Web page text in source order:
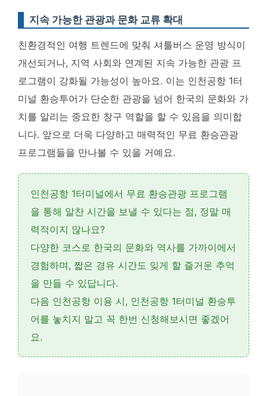
지속 가능한 관광과 문화 교류 확대
친환경적인 여행 트렌드에 맞춰 셔틀버스 운영 방식이
개선되거나, 지역 사회와 연계된 지속 가능한 관광 프
로그램이 강화될 가능성이 높아요. 이는 인천공항 1터
미널 환승투어가 단순한 관광을 넘어 한국의 문화와 가
치를 알리는 중요한 창구 역할을 할 수 있음을 의미합
니다. 앞으로 더욱 다양하고 매력적인 무료 환승관광
프로그램들을 만나볼 수 있을 거예요.
인천공항 1터미널에서 무료 환승관광 프로그램
을 통해 알찬 시간을 보낼 수 있다는 점, 정말 매
력적이지 않나요?
다양한 코스 로 한국의 문화와 역사를 가까이에서
경험하며, 짧은 경유 시간도 잊게 할 즐거운 추억
을 만들 수 있답니다.
다음 인천공항 이용 시, 인천공항 1터미널 환승투
어를 놓치지 말고 꼭 한번 신청해보시면 좋겠어
요.